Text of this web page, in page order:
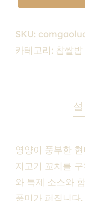
SKU:
카테고리: 찹쌀밥
영양이 풍부한
지고기 꼬치를
와 특제 소스와
풍미가 퍼집니다.